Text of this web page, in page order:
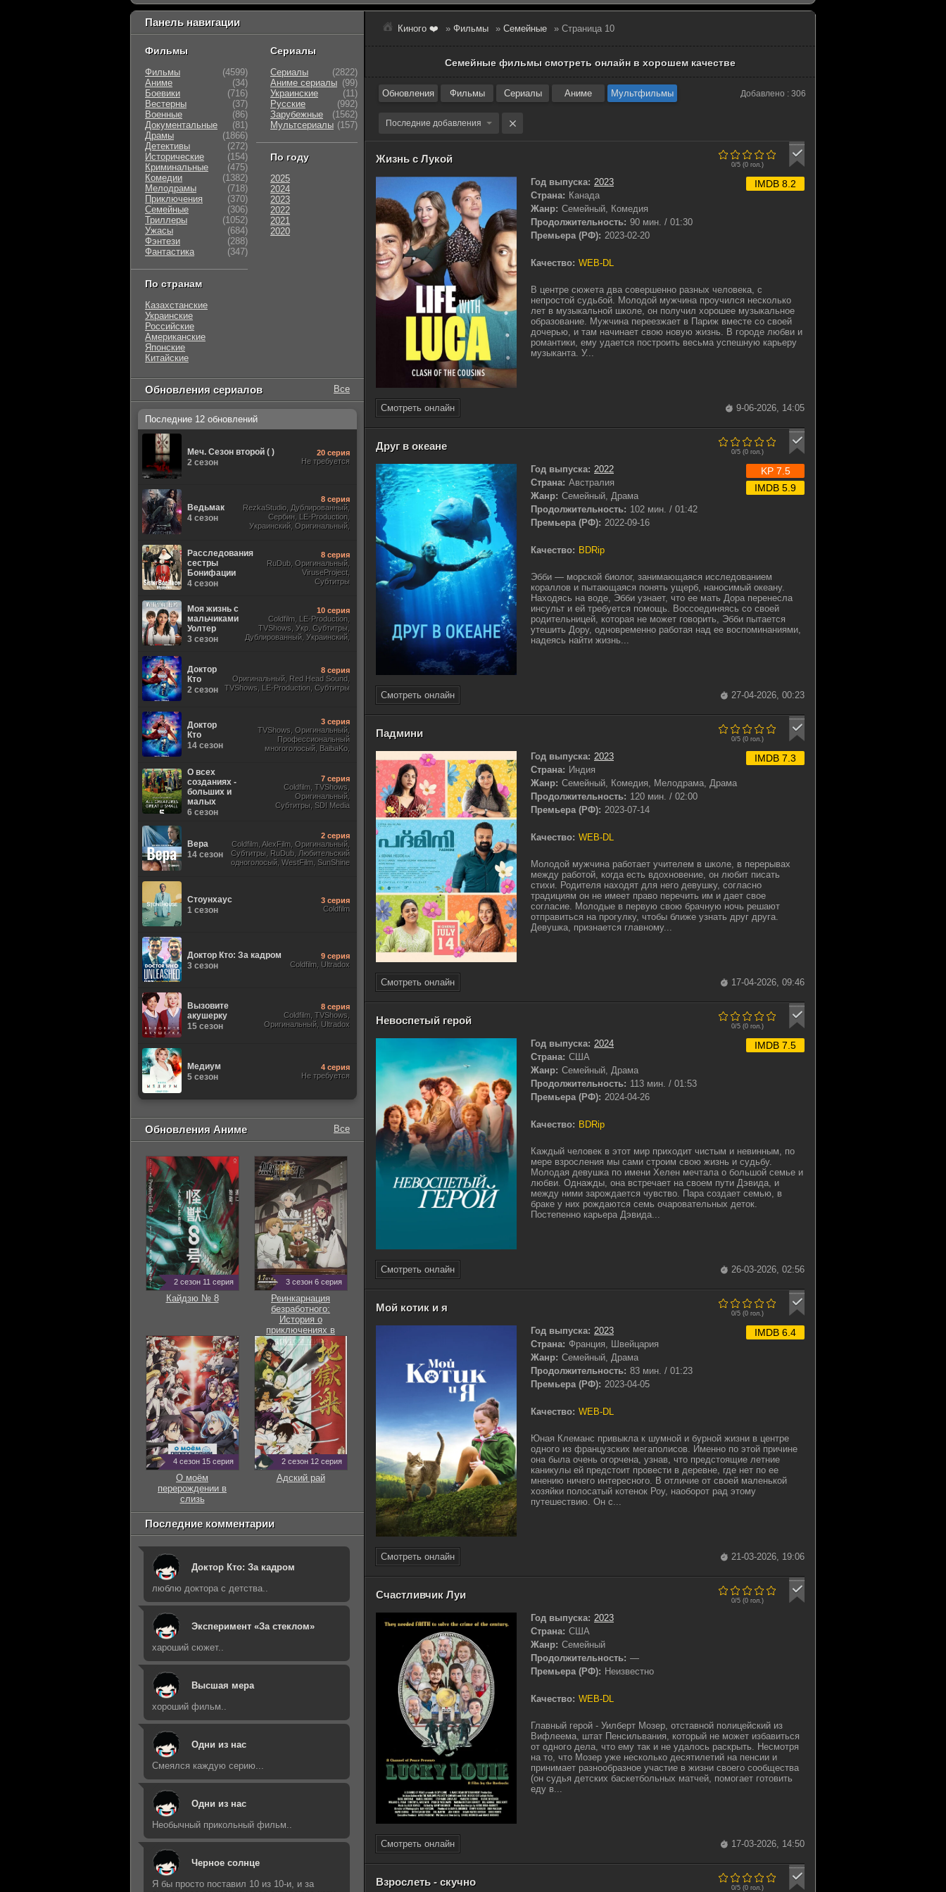
Киного ❤️ » Фильмы » Семейные » Страница 10
Семейные фильмы смотреть онлайн в хорошем качестве
Обновления Фильмы Сериалы Аниме Мультфильмы Добавлено : 306
Последние добавления
Жизнь с Лукой
0/5 (0гол.)
Год выпуска: 2023
Страна: Канада
Жанр: Семейный, Комедия
Продолжительность: 90 мин. / 01:30
Премьера (РФ): 2023-02-20
Качество: WEB-DL
IMDB 8.2
В центре сюжета два совершенно разных человека, с
непростой судьбой. Молодой мужчина проучился несколько
лет в музыкальной школе, он получил хорошее музыкальное
образование. Мужчина переезжает в Париж вместе со своей
дочерью, и там начинает свою новую жизнь. В городе любви и
романтики, ему удается построить весьма успешную карьеру
музыканта. У...
Смотреть онлайн 9-06-2026, 14:05
Друг в океане
0/5 (0гол.)
Год выпуска: 2022
Страна: Австралия
Жанр: Семейный, Драма
Продолжительность: 102 мин. / 01:42
Премьера (РФ): 2022-09-16
Качество: BDRip
KP 7.5
IMDB 5.9
Эбби — морской биолог, занимающаяся исследованием
кораллов и пытающаяся понять ущерб, наносимый океану.
Находясь на воде, Эбби узнает, что ее мать Дора перенесла
инсульт и ей требуется помощь. Воссоединяясь со своей
родительницей, которая не может говорить, Эбби пытается
утешить Дору, одновременно работая над ее воспоминаниями,
надеясь найти жизнь...
Смотреть онлайн 27-04-2026, 00:23
Падмини
0/5 (0гол.)
Год выпуска: 2023
Страна: Индия
Жанр: Семейный, Комедия, Мелодрама, Драма
Продолжительность: 120 мин. / 02:00
Премьера (РФ): 2023-07-14
Качество: WEB-DL
IMDB 7.3
Молодой мужчина работает учителем в школе, в перерывах
между работой, когда есть вдохновение, он любит писать
стихи. Родителя находят для него девушку, согласно
традициям он не имеет право перечить им и дает свое
согласие. Молодые в первую свою брачную ночь решают
отправиться на прогулку, чтобы ближе узнать друг друга.
Девушка, признается главному...
Смотреть онлайн 17-04-2026, 09:46
Невоспетый герой
0/5 (0гол.)
Год выпуска: 2024
Страна: США
Жанр: Семейный, Драма
Продолжительность: 113 мин. / 01:53
Премьера (РФ): 2024-04-26
Качество: BDRip
IMDB 7.5
Каждый человек в этот мир приходит чистым и невинным, по
мере взросления мы сами строим свою жизнь и судьбу.
Молодая девушка по имени Хелен мечтала о большой семье и
любви. Однажды, она встречает на своем пути Дэвида, и
между ними зарождается чувство. Пара создает семью, в
браке у них рождаются семь очаровательных деток.
Постепенно карьера Дэвида...
Смотреть онлайн 26-03-2026, 02:56
Мой котик и я
0/5 (0гол.)
Год выпуска: 2023
Страна: Франция, Швейцария
Жанр: Семейный, Драма
Продолжительность: 83 мин. / 01:23
Премьера (РФ): 2023-04-05
Качество: WEB-DL
IMDB 6.4
Юная Клеманс привыкла к шумной и бурной жизни в центре
одного из французских мегаполисов. Именно по этой причине
она была очень огорчена, узнав, что предстоящие летние
каникулы ей предстоит провести в деревне, где нет по ее
мнению ничего интересного. В отличие от своей маленькой
хозяйки полосатый котенок Роу, наоборот рад этому
путешествию. Он с...
Смотреть онлайн 21-03-2026, 19:06
Счастливчик Луи
0/5 (0гол.)
Год выпуска: 2023
Страна: США
Жанр: Семейный
Продолжительность: —
Премьера (РФ): Неизвестно
Качество: WEB-DL
Главный герой - Уилберт Мозер, отставной полицейский из
Вифлеема, штат Пенсильвания, который не может избавиться
от одного дела, что ему так и не удалось раскрыть. Несмотря
на то, что Мозер уже несколько десятилетий на пенсии и
принимает разнообразное участие в жизни своего сообщества
(он судья детских баскетбольных матчей, помогает готовить
еду в...
Смотреть онлайн 17-03-2026, 14:50
Взрослеть - скучно
0/5 (0гол.)
Панель навигации
Фильмы
Фильмы
(4599)
Аниме
(34)
Боевики
(716)
Вестерны
(37)
Военные
(86)
Документальные
(81)
Драмы
(1866)
Детективы
(272)
Исторические
(154)
Криминальные
(475)
Комедии
(1382)
Мелодрамы
(718)
Приключения
(370)
Семейные
(306)
Триллеры
(1052)
Ужасы
(684)
Фэнтези
(288)
Фантастика
(347)
По странам
Казахстанские
Украинские
Российские
Американские
Японские
Китайские
Сериалы
Сериалы
(2822)
Аниме сериалы (99)
Украинские
(11)
Русские
(992)
Зарубежные
(1562)
Мультсериалы (157)
По году
2025
2024
2023
2022
2021
2020
Обновления сериалов Все
Последние 12 обновлений
Меч. Сезон второй ( )
2 сезон
20 серия
Не требуется
Ведьмак
4 сезон
8 серия
RezkaStudio, Дублированный,
Сербин, LE-Production,
Украинский, Оригинальный,
Расследования
сестры
Бонифации
4 сезон
8 серия
RuDub, Оригинальный,
ViruseProject,
Субтитры
Моя жизнь с
мальчиками
Уолтер
3 сезон
10 серия
Coldfilm, LE-Production,
TVShows, Укр. Субтитры,
Дублированный, Украинский,
Доктор
Кто
2 сезон
8 серия
Оригинальный, Red Head Sound,
TVShows, LE-Production, Субтитры
Доктор
Кто
14 сезон
3 серия
TVShows, Оригинальный,
Профессиональный
многоголосый, BaibaKo,
О всех
созданиях -
больших и
малых
6 сезон
7 серия
Coldfilm, TVShows,
Оригинальный,
Субтитры, SDI Media
Вера
14 сезон
2 серия
Coldfilm, AlexFilm, Оригинальный,
Субтитры, RuDub, Любительский
одноголосый, WestFilm, SunShine
Стоунхаус
1 сезон
3 серия
Coldfilm
Доктор Кто: За кадром
3 сезон
9 серия
Coldfilm, Ultradox
Вызовите
акушерку
15 сезон
8 серия
Coldfilm, TVShows,
Оригинальный, Ultradox
Медиум
5 сезон
4 серия
Не требуется
Обновления Аниме Все
2 сезон 11 серия
Кайдзю № 8
3 сезон 6 серия
Реинкарнация
безработного:
История о
приключениях в
другом мире
4 сезон 15 серия
О моём
перерождении в
слизь
2 сезон 12 серия
Адский рай
Последние комментарии
Доктор Кто: За кадром
люблю доктора с детства..
Эксперимент «За стеклом»
хароший сюжет..
Высшая мера
хороший фильм..
Одни из нас
Смеялся каждую серию...
Одни из нас
Необычный прикольный фильм..
Черное солнце
Я бы просто поставил 10 из 10-и, и за